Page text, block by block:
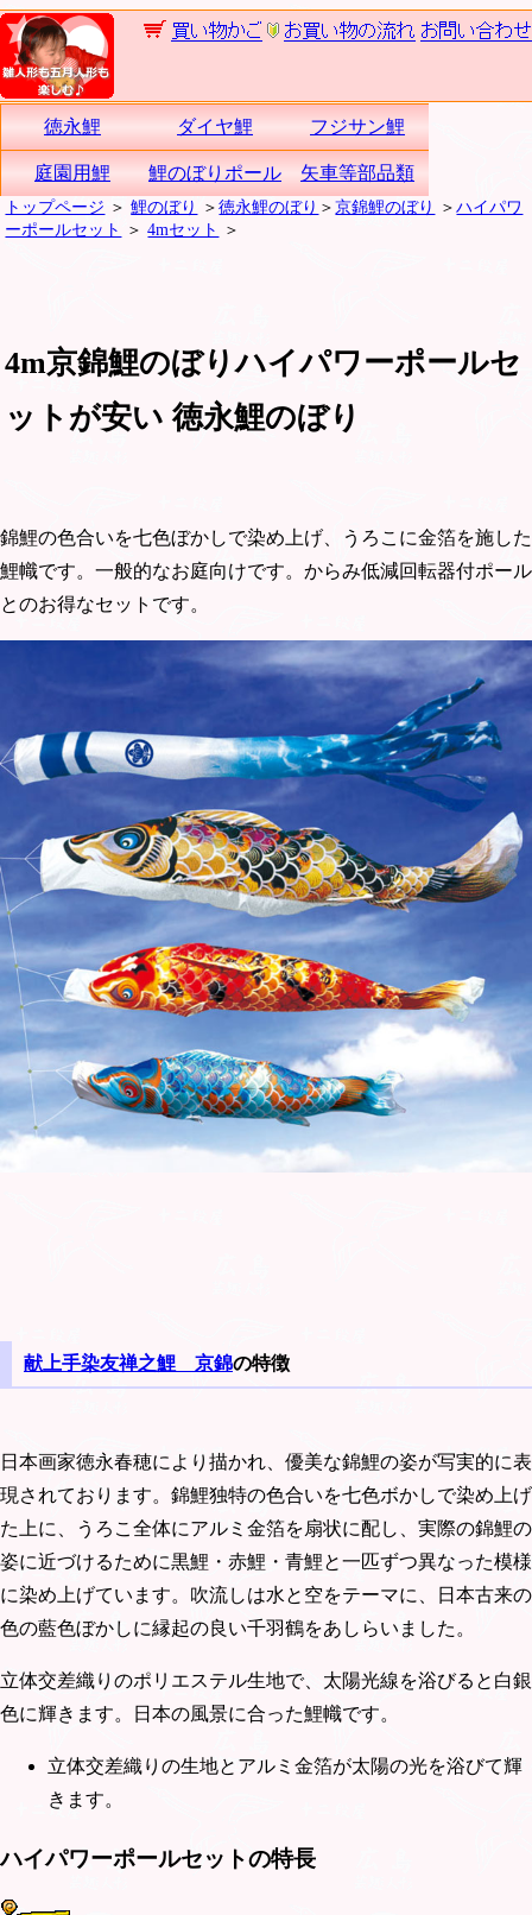
徳永鯉 ダイヤ鯉 フジサン鯉
庭園用鯉 鯉のぼりポール 矢車等部品類
トップページ ＞鯉のぼり ＞徳永鯉のぼり ＞京錦鯉のぼり ＞ハイパワ
ーポールセット
＞4mセット ＞
4m京錦鯉のぼりハイパワーポールセ
ットが安い 徳永鯉のぼり
錦鯉の色合いを七色ぼかしで染め上げ、うろこに金箔を施した
鯉幟です。一般的なお庭向けです。からみ低減回転器付ポール
とのお得なセットです。
献上手染友禅之鯉 京錦の特徴
日本画家徳永春穂により描かれ、優美な錦鯉の姿が写実的に表
現されております。錦鯉独特の色合いを七色ボかしで染め上げ
た上に、うろこ全体にアルミ金箔を扇状に配し、実際の錦鯉の
姿に近づけるために黒鯉・赤鯉・青鯉と一匹ずつ異なった模様
に染め上げています。吹流しは水と空をテーマに、日本古来の
色の藍色ぼかしに縁起の良い千羽鶴をあしらいました。
立体交差織りのポリエステル生地で、太陽光線を浴びると白銀
色に輝きます。日本の風景に合った鯉幟です。
立体交差織りの生地とアルミ金箔が太陽の光を浴びて輝
きます。
ハイパワーポールセットの特長